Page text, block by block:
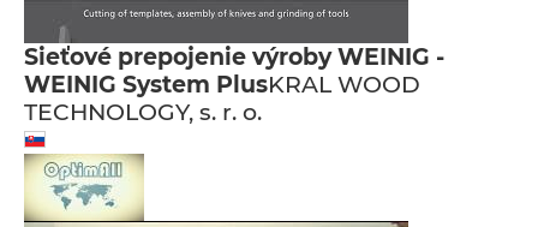
Sieťové prepojenie výroby WEINIG -
WEINIG System PlusKRAL WOOD
TECHNOLOGY, s. r. o.